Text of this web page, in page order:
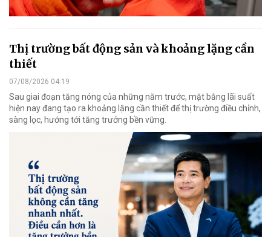
Thị trường bất động sản và khoảng lặng cần
thiết
07/08/2026 04:19
Sau giai đoạn tăng nóng của những năm trước, mặt bằng lãi suất
hiện nay đang tạo ra khoảng lặng cần thiết để thị trường điều chỉnh,
sàng lọc, hướng tới tăng trưởng bền vững.